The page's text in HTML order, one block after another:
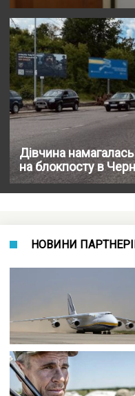
Дівчина намагалась
на блокпосту в
НОВИНИ